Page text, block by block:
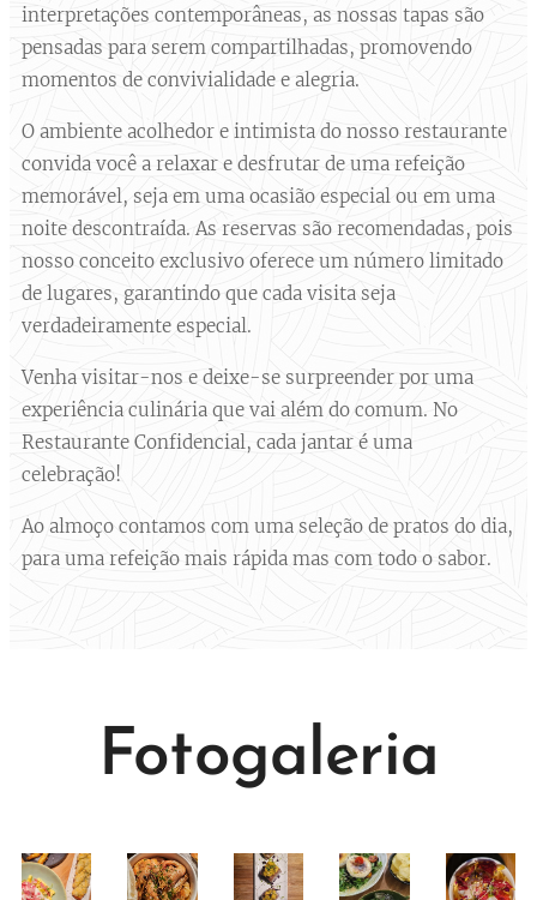
interpretações contemporâneas, as nossas tapas são
pensadas para serem compartilhadas, promovendo
momentos de convivialidade e alegria.
O ambiente acolhedor e intimista do nosso restaurante
convida você a relaxar e desfrutar de uma refeição
memorável, seja em uma ocasião especial ou em uma
noite descontraída. As reservas são recomendadas, pois
nosso conceito exclusivo oferece um número limitado
de lugares, garantindo que cada visita seja
verdadeiramente especial.
Venha visitar-nos e deixe-se surpreender por uma
experiência culinária que vai além do comum. No
Restaurante Confidencial, cada jantar é uma
celebração!
Ao almoço contamos com uma seleção de pratos do dia,
para uma refeição mais rápida mas com todo o sabor.
Fotogaleria